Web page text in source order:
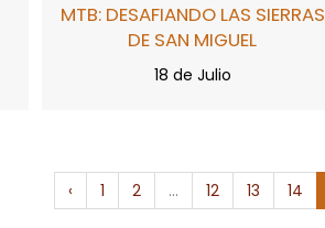
MTB: DESAFIANDO LAS SIERRAS
DE SAN MIGUEL
18 de Julio
‹ 1 2 ... 12 13 14